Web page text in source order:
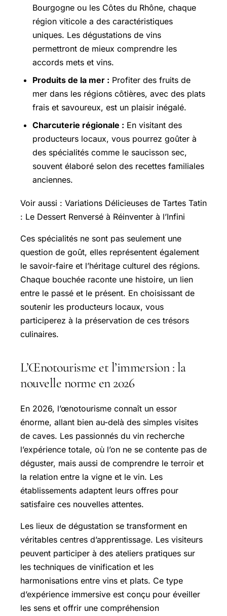
Bourgogne ou les Côtes du Rhône, chaque
région viticole a des caractéristiques
uniques. Les dégustations de vins
permettront de mieux comprendre les
accords mets et vins.
Produits de la mer : Profiter des fruits de
mer dans les régions côtières, avec des plats
frais et savoureux, est un plaisir inégalé.
Charcuterie régionale : En visitant des
producteurs locaux, vous pourrez goûter à
des spécialités comme le saucisson sec,
souvent élaboré selon des recettes familiales
anciennes.
Voir aussi : Variations Délicieuses de Tartes Tatin
: Le Dessert Renversé à Réinventer à l’Infini
Ces spécialités ne sont pas seulement une
question de goût, elles représentent également
le savoir-faire et l’héritage culturel des régions.
Chaque bouchée raconte une histoire, un lien
entre le passé et le présent. En choisissant de
soutenir les producteurs locaux, vous
participerez à la préservation de ces trésors
culinaires.
L’Œnotourisme et l’immersion : la
nouvelle norme en 2026
En 2026, l’œnotourisme connaît un essor
énorme, allant bien au-delà des simples visites
de caves. Les passionnés du vin recherche
l’expérience totale, où l’on ne se contente pas de
déguster, mais aussi de comprendre le terroir et
la relation entre la vigne et le vin. Les
établissements adaptent leurs offres pour
satisfaire ces nouvelles attentes.
Les lieux de dégustation se transforment en
véritables centres d’apprentissage. Les visiteurs
peuvent participer à des ateliers pratiques sur
les techniques de vinification et les
harmonisations entre vins et plats. Ce type
d’expérience immersive est conçu pour éveiller
les sens et offrir une compréhension